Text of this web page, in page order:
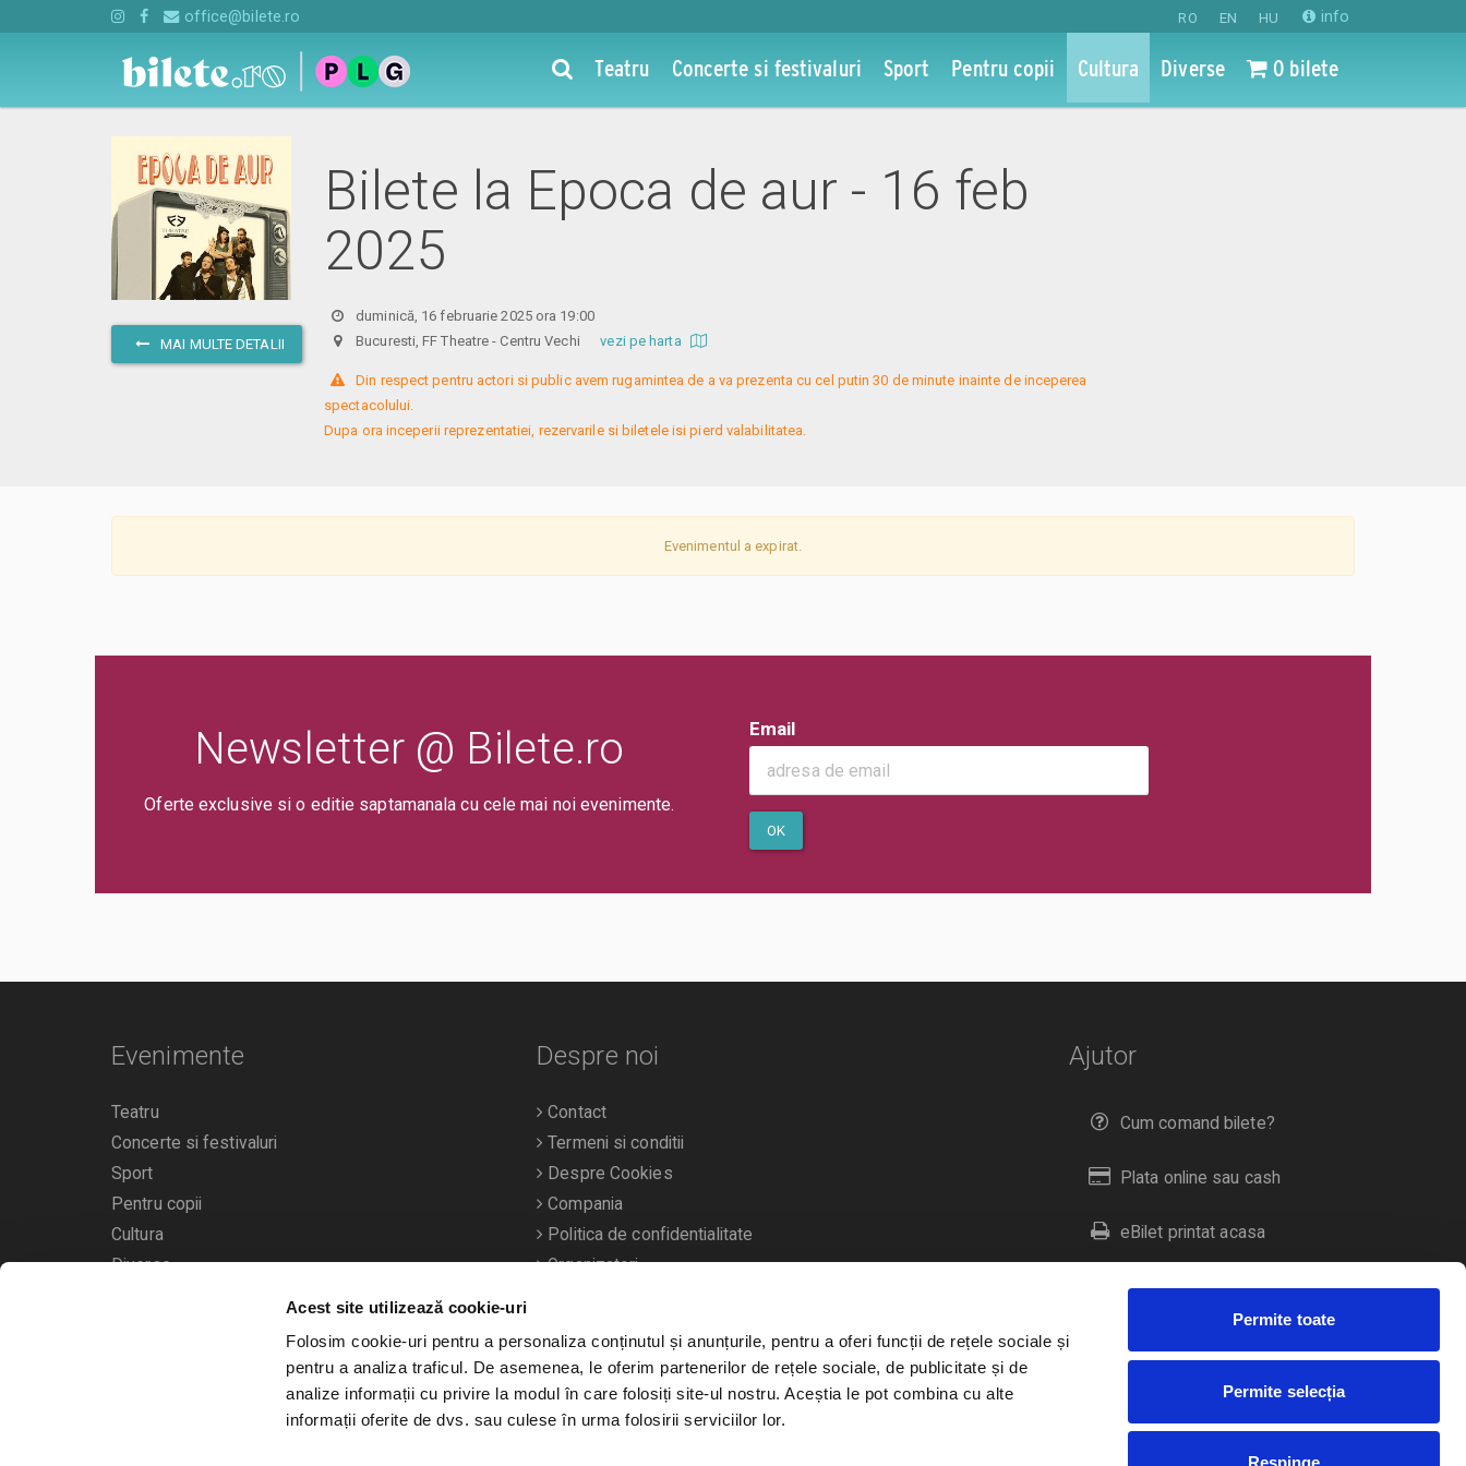
Acest site utilizează cookie-uri
Folosim cookie-uri pentru a personaliza conținutul și anunțurile, pentru a oferi funcții de rețele sociale și
pentru a analiza traficul. De asemenea, le oferim partenerilor de rețele sociale, de publicitate și de
analize informații cu privire la modul în care folosiți site-ul nostru. Aceștia le pot combina cu alte
informații oferite de dvs. sau culese în urma folosirii serviciilor lor.
Permite toate
Permite selecția
Respinge
RO EN HU info
office@bilete.ro
Teatru Concerte si festivaluri Sport Pentru copii Cultura Diverse 0 bilete
MAI MULTE DETALII
Bilete la Epoca de aur - 16 feb
2025
duminică, 16 februarie 2025 ora 19:00
Bucuresti, FF Theatre - Centru Vechivezi pe harta
Din respect pentru actori si public avem rugamintea de a va prezenta cu cel putin 30 de minute inainte de inceperea
spectacolului.
Dupa ora inceperii reprezentatiei, rezervarile si biletele isi pierd valabilitatea.
Evenimentul a expirat.
Newsletter @ Bilete.ro
Oferte exclusive si o editie saptamanala cu cele mai noi evenimente.
Email
OK
Ajutor
Cum comand bilete?
Plata online sau cash
eBilet printat acasa
Livrare prin curier
Duplicare bilete
Evenimente
Teatru
Concerte si festivaluri
Sport
Pentru copii
Cultura
Diverse
Calendarul evenimentelor
Despre noi
Contact
Termeni si conditii
Despre Cookies
Compania
Politica de confidentialitate
Organizatori